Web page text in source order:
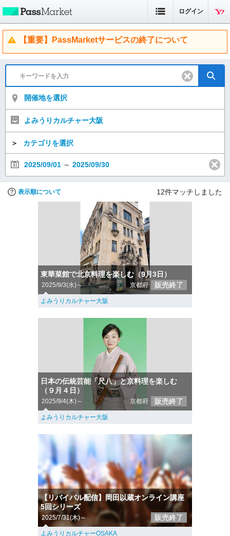
ログイン
【重要】PassMarketサービスの終了について
開催地を選択
よみうりカルチャー大阪
＞ カテゴリを選択
2025/09/01 ～ 2025/09/30
表示順について 12件マッチしました
東華菜館で北京料理を楽しむ（9月3日）
2025/9/3(水)～ 京都府 販売終了
よみうりカルチャー大阪
日本の伝統芸能「尺八」と京料理を楽しむ
（９月４日）
2025/9/4(木)～ 京都府 販売終了
よみうりカルチャー大阪
【リバイバル配信】岡田以蔵オンライン講座
5回シリーズ
2025/7/31(木)～ 販売終了
よみうりカルチャーOSAKA